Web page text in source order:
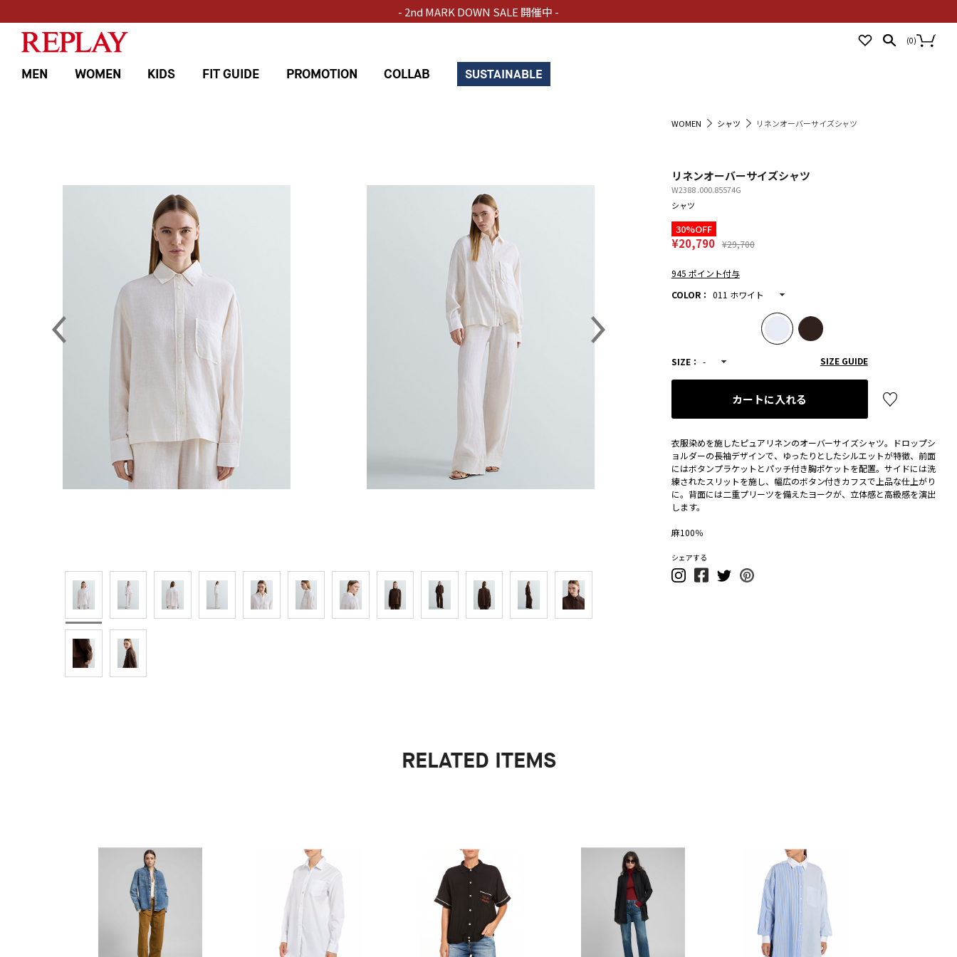
- 2nd MARK DOWN SALE 開催中 -
(0)
MEN WOMEN KIDS FIT GUIDE PROMOTION COLLAB SUSTAINABLE
WOMEN シャツ リネンオーバーサイズシャツ
リネンオーバーサイズシャツ
W2388 .000.85574G
シャツ
30%OFF
¥20,790 ¥29,700
945 ポイント付与
COLOR： 011 ホワイト
SIZE： - SIZE GUIDE
カートに入れる
衣服染めを施したピュアリネンのオーバーサイズシャツ。ドロップシ
ョルダーの長袖デザインで、ゆったりとしたシルエットが特徴、前面
にはボタンプラケットとパッチ付き胸ポケットを配置。サイドには洗
練されたスリットを施し、幅広のボタン付きカフスで上品な仕上がり
に。背面には二重プリーツを備えたヨークが、立体感と高級感を演出
します。
麻100％
シェアする
RELATED ITEMS